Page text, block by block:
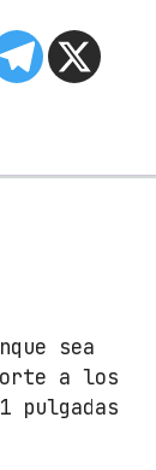
sea
a los
pulgadas